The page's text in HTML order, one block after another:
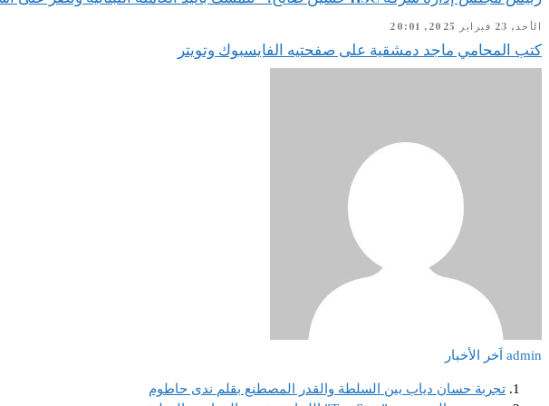
الأحد, 23 فبراير 2025, 20:01
كتب المحامي ماجد دمشقية على صفحتيه الفايسبوك وتويتر
admin اَخر الأخبار
تجربة حسان دياب بين السلطة والقدر المصطنع بقلم ندى حاطوم